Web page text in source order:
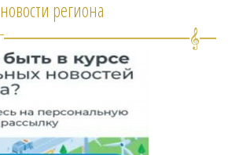
новости региона